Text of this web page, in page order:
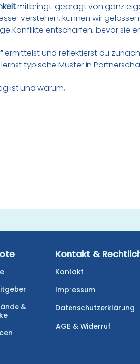
mitbringt. geprägt von ganz
verstehen, können wir
Konflikte entschärfen, bevor sie
ermittelst und reflektierst du
typische Muster in
ist und warum,
Kontakt &
Kontakt
Impressum
Datenschutzerklärung
AGB & Widerruf
&